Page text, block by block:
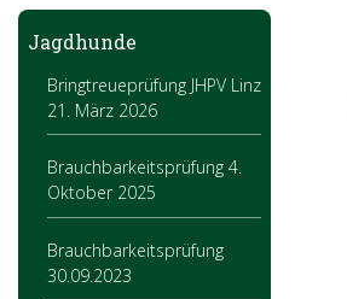
Jagdhunde
Bringtreueprüfung JHPV Linz
21. März 2026
Brauchbarkeitsprüfung 4.
Oktober 2025
Brauchbarkeitsprüfung
30.09.2023